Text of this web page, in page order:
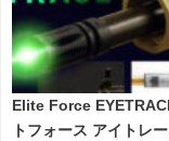
Elite Force
トフォース アイトレ